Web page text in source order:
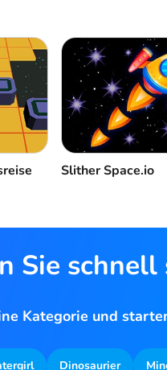
Slither Space.io
Sie
Kategorie und
Dinosaurier